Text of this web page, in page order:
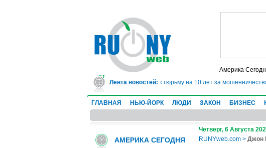
Америка
Лента новостей:
В Техасе врач-ревматолог сядет в тюрьму на 10 лет за
ГЛАВНАЯ НЬЮ-ЙОРК ЛЮДИ ЗАКОН БИЗНЕС
АМЕРИКА СЕГОДНЯ
Четверг, 6 Августа
RUNYweb.com > Джон